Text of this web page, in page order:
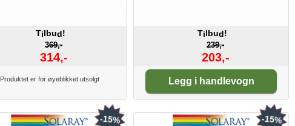
Tilbud!
369,-
314,-
Produktet er for øyeblikket utsolgt
Tilbud!
239,-
203,-
Legg i handlevogn
-15% -15%